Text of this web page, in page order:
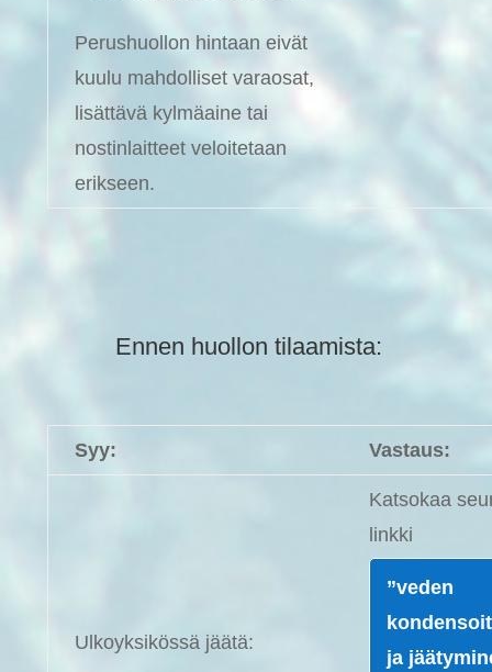
Perushuollon hintaan eivät
kuulu mahdolliset varaosat,
lisättävä kylmäaine tai
nostinlaitteet veloitetaan
erikseen.
Ennen huollon tilaamista:
Syy: Vastaus:
Ulkoyksikössä jäätä:
Katsokaa
linkki
”veden
ja